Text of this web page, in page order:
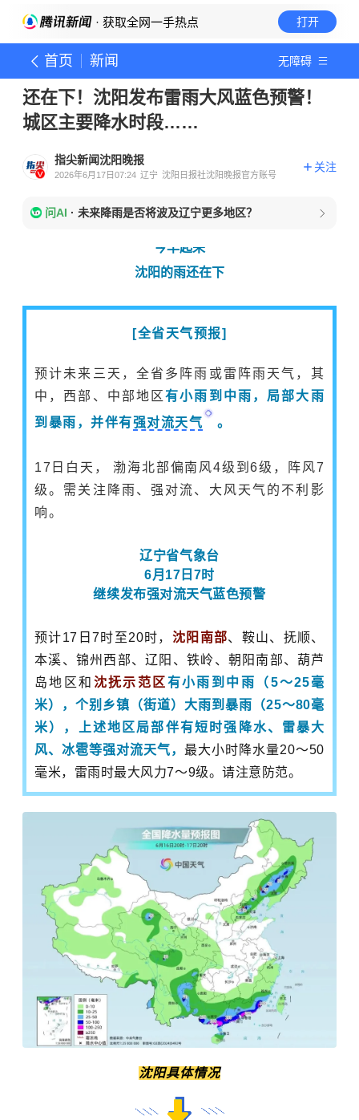
· 获取全网一手热点 打开
首页 新闻 无障碍
还在下！沈阳发布雷雨大风蓝色预警！
城区主要降水时段……
指尖新闻沈阳晚报
2026年6月17日07:24 辽宁 沈阳日报社沈阳晚报官方账号
关注
问AI · 未来降雨是否将波及辽宁更多地区？
今早起来
沈阳的雨还在下
[全省天气预报]
预计未来三天，全省多阵雨或雷阵雨天气，其
中，西部、中部地区有小雨到中雨，局部大雨
到暴雨，并伴有强对流天气 。
17日白天， 渤海北部偏南风4级到6级，阵风7
级。需关注降雨、强对流、大风天气的不利影
响。
辽宁省气象台
6月17日7时
继续发布强对流天气蓝色预警
预计17日7时至20时， 沈阳南部、鞍山、抚顺、
本溪、锦州西部、辽阳、铁岭、朝阳南部、葫芦
岛地区和 沈抚示范区 有小雨到中雨（5～25毫
米），个别乡镇（街道）大雨到暴雨（25～80毫
米），上述地区局部伴有短时强降水、雷暴大
风、冰雹等强对流天气，最大小时降水量20～50
毫米，雷雨时最大风力7～9级。请注意防范。
沈阳具体情况